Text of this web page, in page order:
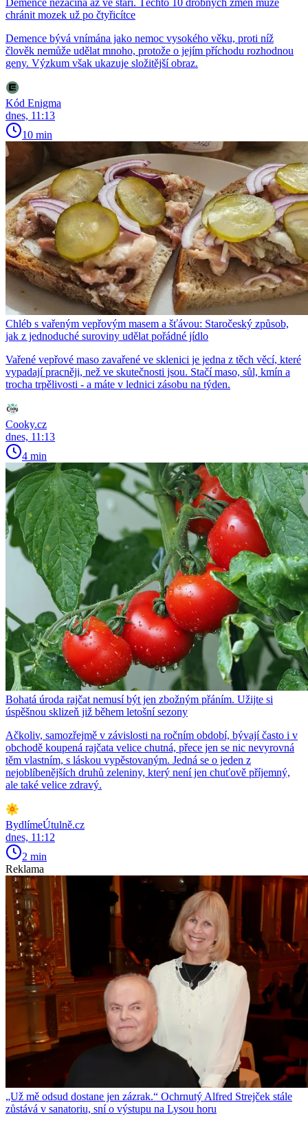
chránit mozek už po čtyřicítce
Demence bývá vnímána jako nemoc vysokého věku, proti níž
člověk nemůže udělat mnoho, protože o jejím příchodu rozhodnou
geny. Výzkum však ukazuje složitější obraz.
Kód Enigma
dnes, 11:13
10 min
Chléb s vařeným vepřovým masem a šťávou: Staročeský způsob,
jak z jednoduché suroviny udělat pořádné jídlo
Vařené vepřové maso zavařené ve sklenici je jedna z těch věcí, které
vypadají pracněji, než ve skutečnosti jsou. Stačí maso, sůl, kmín a
trocha trpělivosti - a máte v lednici zásobu na týden.
Cooky.cz
dnes, 11:13
4 min
Bohatá úroda rajčat nemusí být jen zbožným přáním. Užijte si
úspěšnou sklizeň již během letošní sezony
Ačkoliv, samozřejmě v závislosti na ročním období, bývají často i v
obchodě koupená rajčata velice chutná, přece jen se nic nevyrovná
těm vlastním, s láskou vypěstovaným. Jedná se o jeden z
nejoblíbenějších druhů zeleniny, který není jen chuťově příjemný,
ale také velice zdravý.
BydlímeÚtulně.cz
dnes, 11:12
2 min
Reklama
„Už mě odsud dostane jen zázrak.“ Ochrnutý Alfred Strejček stále
zůstává v sanatoriu, sní o výstupu na Lysou horu